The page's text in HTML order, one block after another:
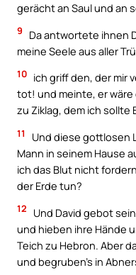
gerächt an Saul und an
9
Da antwortete ihnen
meine Seele aus aller
10 ich griff den, der mir
tot! und meinte, er
zu Ziklag, dem ich
11
Und diese gottlosen
Mann in seinem Hause
ich das Blut nicht
der Erde tun?
12
Und David gebot
und hieben ihre Hände
Teich zu Hebron. Aber
und begruben’s in